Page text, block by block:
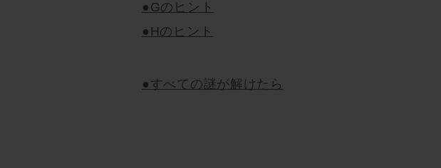
●Gのヒント
●Hのヒント
●すべての謎が解けたら